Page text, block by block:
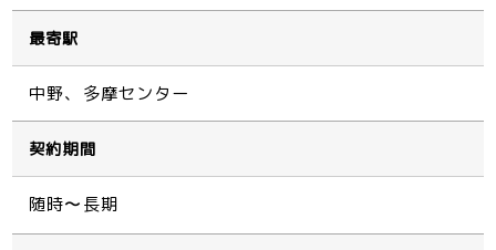
最寄駅
中野、多摩センター
契約期間
随時〜長期